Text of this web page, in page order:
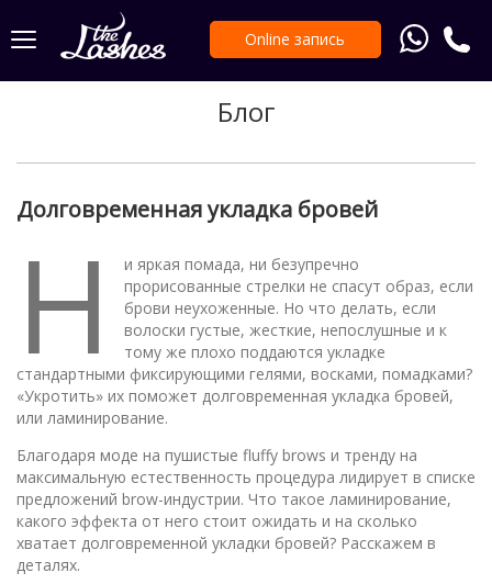
Online запись
Блог
Долговременная укладка бровей
Н
и яркая помада, ни безупречно
прорисованные стрелки не спасут образ, если
брови неухоженные. Но что делать, если
волоски густые, жесткие, непослушные и к
тому же плохо поддаются укладке
стандартными фиксирующими гелями, восками, помадками?
«Укротить» их поможет долговременная укладка бровей,
или ламинирование.
Благодаря моде на пушистые fluffy brows и тренду на
максимальную естественность процедура лидирует в списке
предложений brow-индустрии. Что такое ламинирование,
какого эффекта от него стоит ожидать и на сколько
хватает долговременной укладки бровей? Расскажем в
деталях.